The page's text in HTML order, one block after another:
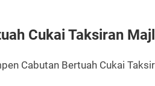
Cukai Taksiran
Cabutan Bertuah Cukai